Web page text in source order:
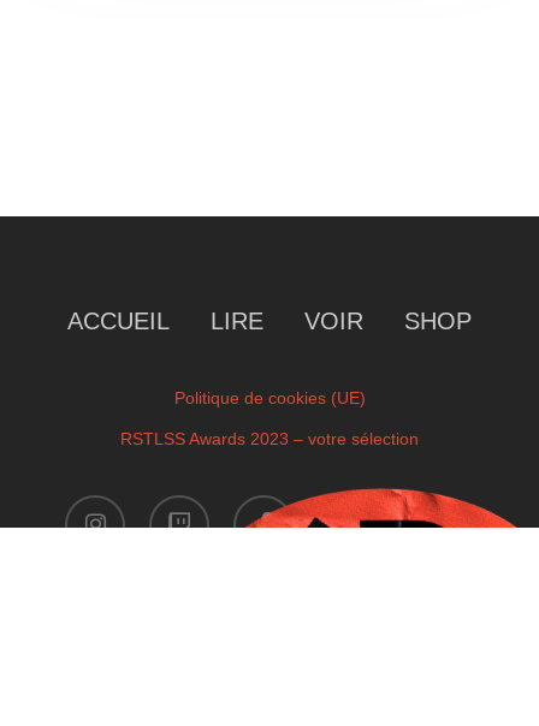
ACCUEIL LIRE VOIR SHOP
Politique de cookies (UE)
RSTLSS Awards 2023 – votre sélection
instagram twitch facebook youtube
x-
twitter